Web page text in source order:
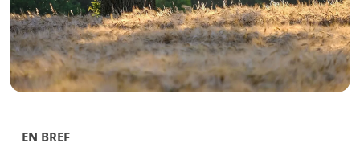
EN BREF